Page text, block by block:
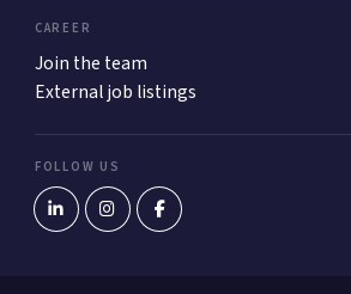
CAREER
Join the team
External job listings
FOLLOW US